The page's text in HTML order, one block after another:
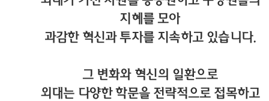
지혜를 모아
과감한 혁신과 투자를 지속하고 있습니다.
그 변화와 혁신의 일환으로
외대는 다양한 학문을 전략적으로 접목하고